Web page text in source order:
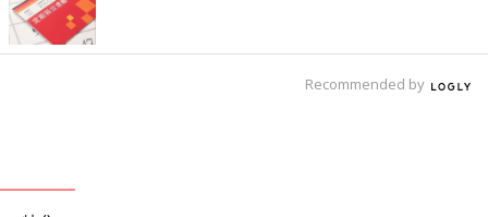
Recommended by